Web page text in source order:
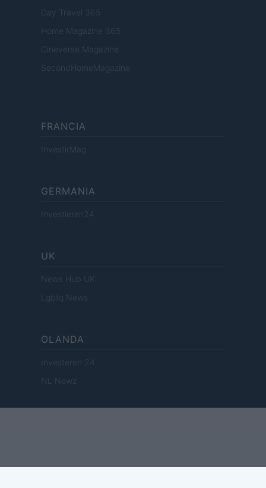
Day Travel 365
Home Magazine 365
Cineverse Magazine
SecondHomeMagazine
FRANCIA
InvestirMag
GERMANIA
Investieren24
UK
News Hub UK
Lgbtq News
OLANDA
Investeren 24
NL Newz